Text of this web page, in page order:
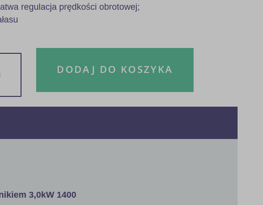
regulacja prędkości obrotowej;
DODAJ DO KOSZYKA
3,0kW 1400